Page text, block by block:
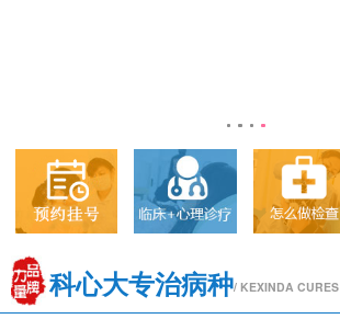
科心大专治病种/ KEXINDA CURES